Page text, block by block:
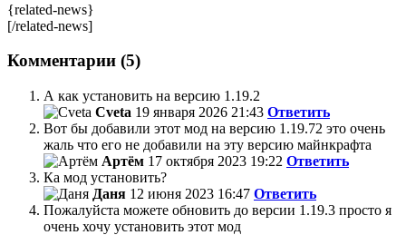
{related-news}
[/related-news]
Комментарии (5)
А как установить на версию 1.19.2
Cveta 19 января 2026 21:43 Ответить
Вот бы добавили этот мод на версию 1.19.72 это очень
жаль что его не добавили на эту версию майнкрафта
Артём 17 октября 2023 19:22 Ответить
Ка мод установить?
Даня 12 июня 2023 16:47 Ответить
Пожалуйста можете обновить до версии 1.19.3 просто я
очень хочу установить этот мод